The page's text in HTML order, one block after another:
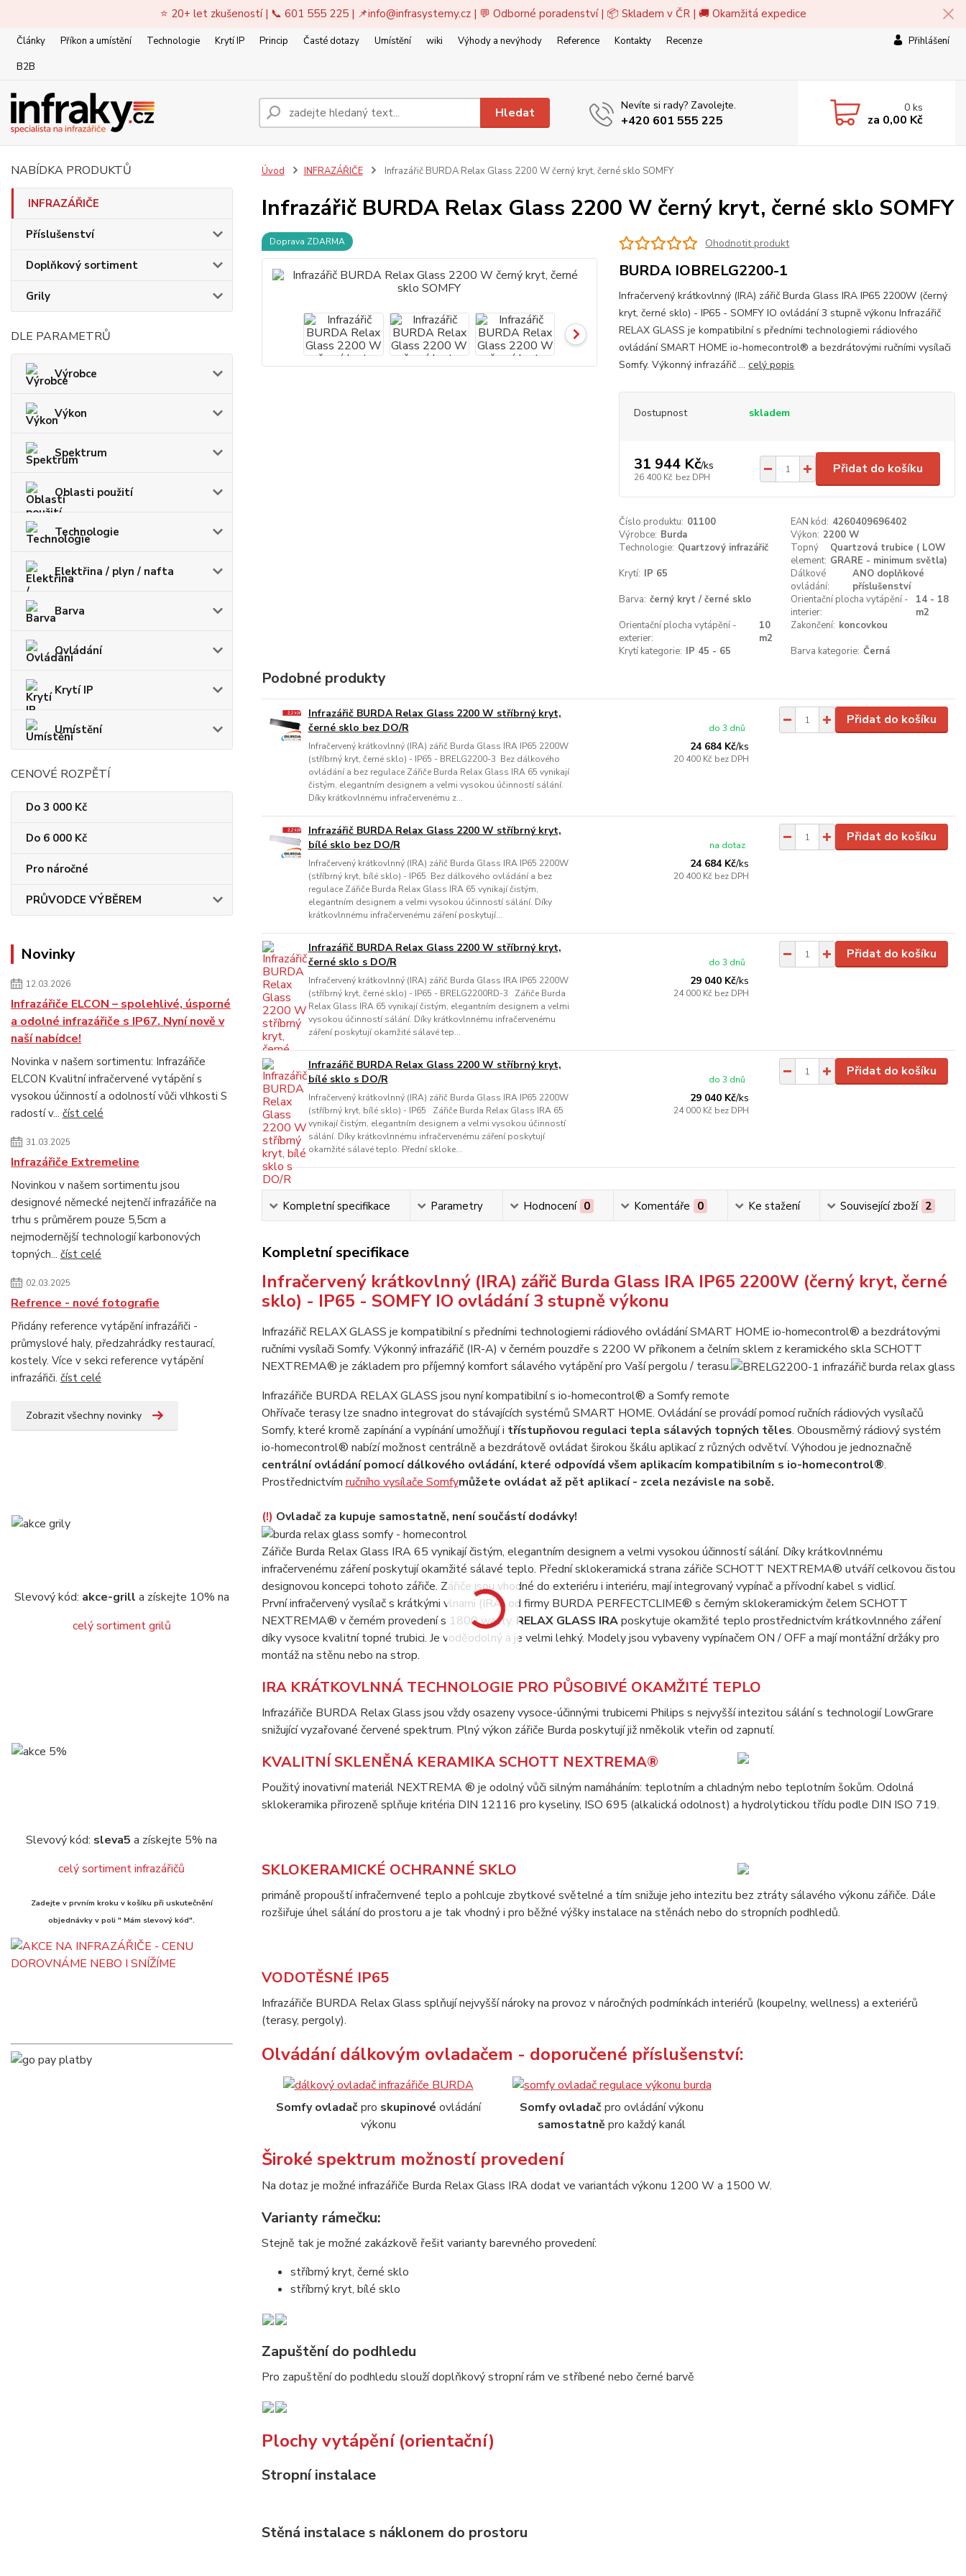
⭐ 20+ let zkušeností | 📞 601 555 225 | 📌info@infrasystemy.cz| 💬 Odborné poradenství | 📦 Skladem v ČR | 🚚 Okamžitá expedice
Články Příkon a umístění Technologie Krytí IP Princip Časté dotazy Umístění wiki Výhody a nevýhody Reference Kontakty
Recenze
B2B
Přihlášení
Hledat Nevíte si rady? Zavolejte.
+420 601 555 225
0 ks
za 0,00 Kč
NABÍDKA PRODUKTŮ
INFRAZÁŘIČE
Příslušenství
Doplňkový sortiment
Grily
DLE PARAMETRŮ
Výrobce
Výkon
Spektrum
Oblasti použití
Technologie
Elektřina / plyn / nafta
Barva
Ovládání
Krytí IP
Umístění
CENOVÉ ROZPĚTÍ
Do 3 000 Kč
Do 6 000 Kč
Pro náročné
PRŮVODCE VÝBĚREM
Novinky
12.03.2026
Infrazářiče ELCON – spolehlivé, úsporné
a odolné infrazářiče s IP67. Nyní nově v
naší nabídce!
Novinka v našem sortimentu: Infrazářiče
ELCON Kvalitní infračervené vytápění s
vysokou účinností a odolností vůči vlhkosti S
radostí v... číst celé
31.03.2025
Infrazářiče Extremeline
Novinkou v našem sortimentu jsou
designové německé nejtenčí infrazářiče na
trhu s průměrem pouze 5,5cm a
nejmodernější technologií karbonových
topných... číst celé
02.03.2025
Refrence - nové fotografie
Přidány reference vytápění infrazářiči -
průmyslové haly, předzahrádky restaurací,
kostely. Více v sekci reference vytápění
infrazářiči. číst celé
Zobrazit všechny novinky
Slevový kód: akce-grill a získejte 10% na
celý sortiment grilů
Slevový kód: sleva5 a získejte 5% na
celý sortiment infrazářičů
Zadejte v prvním kroku v košíku při uskutečnění
objednávky v poli " Mám slevový kód".
Úvod INFRAZÁŘIČE Infrazářič BURDA Relax Glass 2200 W černý kryt, černé sklo SOMFY
Infrazářič BURDA Relax Glass 2200 W černý kryt, černé sklo SOMFY
Doprava ZDARMA Ohodnotit produkt
BURDA IOBRELG2200-1
Infračervený krátkovlnný (IRA) zářič Burda Glass IRA IP65 2200W (černý
kryt, černé sklo) - IP65 - SOMFY IO ovládání 3 stupně výkonu Infrazářič
RELAX GLASS je kompatibilní s předními technologiemi rádiového
ovládání SMART HOME io-homecontrol® a bezdrátovými ručními vysílači
Somfy. Výkonný infrazářič ...celý popis
Dostupnost skladem
31 944 Kč/ks
26 400 Kč bez DPH
Přidat do košíku
Číslo produktu: 01100 EAN kód: 4260409696402
Výrobce: Burda Výkon: 2200 W
Technologie: Quartzový infrazářič
Topný
element:
Quartzová trubice ( LOW
GRARE - minimum světla)
Krytí: IP 65
Dálkové
ovládání:
ANO doplňkové
příslušenství
Barva: černý kryt / černé sklo
Orientační plocha vytápění -
interier:
14 - 18
m2
Orientační plocha vytápění -
exterier:
10
m2
Zakončení: koncovkou
Krytí kategorie: IP 45 - 65 Barva kategorie: Černá
Podobné produkty
Infrazářič BURDA Relax Glass 2200 W stříbrný kryt,
černé sklo bez DO/R
Infračervený krátkovlnný (IRA) zářič Burda Glass IRA IP65 2200W
(stříbrný kryt, černé sklo) - IP65 - BRELG2200-3 Bez dálkového
ovládání a bez regulace Zářiče Burda Relax Glass IRA 65 vynikají
čistým, elegantním designem a velmi vysokou účinností sálání.
Díky krátkovlnnému infračervenému z...
24 684 Kč/ks
20 400 Kč bez DPH
do 3 dnů
Přidat do košíku
Infrazářič BURDA Relax Glass 2200 W stříbrný kryt,
bílé sklo bez DO/R
Infračervený krátkovlnný (IRA) zářič Burda Glass IRA IP65 2200W
(stříbrný kryt, bílé sklo) - IP65 Bez dálkového ovládání a bez
regulace Zářiče Burda Relax Glass IRA 65 vynikají čistým,
elegantním designem a velmi vysokou účinností sálání. Díky
krátkovlnnému infračervenému záření poskytují...
24 684 Kč/ks
20 400 Kč bez DPH
na dotaz
Přidat do košíku
Infrazářič BURDA Relax Glass 2200 W stříbrný kryt,
černé sklo s DO/R
Infračervený krátkovlnný (IRA) zářič Burda Glass IRA IP65 2200W
(stříbrný kryt, černé sklo) - IP65 - BRELG2200RD-3 Zářiče Burda
Relax Glass IRA 65 vynikají čistým, elegantním designem a velmi
vysokou účinností sálání. Díky krátkovlnnému infračervenému
záření poskytují okamžité sálavé tep...
29 040 Kč/ks
24 000 Kč bez DPH
do 3 dnů
Přidat do košíku
Infrazářič BURDA Relax Glass 2200 W stříbrný kryt,
bílé sklo s DO/R
Infračervený krátkovlnný (IRA) zářič Burda Glass IRA IP65 2200W
(stříbrný kryt, bílé sklo) - IP65 Zářiče Burda Relax Glass IRA 65
vynikají čistým, elegantním designem a velmi vysokou účinností
sálání. Díky krátkovlnnému infračervenému záření poskytují
okamžité sálavé teplo. Přední skloke...
29 040 Kč/ks
24 000 Kč bez DPH
do 3 dnů
Přidat do košíku
Kompletní specifikace Parametry Hodnocení 0 Komentáře 0 Ke stažení Související zboží 2
Kompletní specifikace
Infračervený krátkovlnný (IRA) zářič Burda Glass IRA IP65 2200W (černý kryt, černé
sklo) - IP65 - SOMFY IO ovládání 3 stupně výkonu
Infrazářič RELAX GLASS je kompatibilní s předními technologiemi rádiového ovládání SMART HOME io-homecontrol® a bezdrátovými
ručními vysílači Somfy. Výkonný infrazářič (IR-A) v černém pouzdře s 2200 W příkonem a čelním sklem z keramického skla SCHOTT
NEXTREMA® je základem pro příjemný komfort sálavého vytápění pro Vaší pergolu / terasu.
Infrazářiče BURDA RELAX GLASS jsou nyní kompatibilní s io-homecontrol® a Somfy remote
Ohřívače terasy lze snadno integrovat do stávajících systémů SMART HOME. Ovládání se provádí pomocí ručních rádiových vysílačů
Somfy, které kromě zapínání a vypínání umožňují i třístupňovou regulaci tepla sálavých topných těles. Obousměrný rádiový systém
io-homecontrol® nabízí možnost centrálně a bezdrátově ovládat širokou škálu aplikací z různých odvětví. Výhodou je jednoznačně
centrální ovládání pomocí dálkového ovládání, které odpovídá všem aplikacím kompatibilním s io-homecontrol®.
Prostřednictvím ručního vysílače Somfymůžete ovládat až pět aplikací - zcela nezávisle na sobě.
(!) Ovladač za kupuje samostatně, není součástí dodávky!
Zářiče Burda Relax Glass IRA 65 vynikají čistým, elegantním designem a velmi vysokou účinností sálání. Díky krátkovlnnému
infračervenému záření poskytují okamžité sálavé teplo. Přední sklokeramická strana zářiče SCHOTT NEXTREMA® utváří celkovou čistou
designovou koncepci tohoto zářiče. Zářiče jsou vhodné do exteriéru i interiéru, mají integrovaný vypínač a přívodní kabel s vidlicí.
První infračervený vysílač s krátkými vlnami (IRA) od firmy BURDA PERFECTCLIME® s černým sklokeramickým čelem SCHOTT
NEXTREMA® v černém provedení s 1800 watty. RELAX GLASS IRAposkytuje okamžité teplo prostřednictvím krátkovlnného záření
díky vysoce kvalitní topné trubici. Je voděodolný a je velmi lehký. Modely jsou vybaveny vypínačem ON / OFF a mají montážní držáky pro
montáž na stěnu nebo na strop.
IRA KRÁTKOVLNNÁ TECHNOLOGIE PRO PŮSOBIVÉ OKAMŽITÉ TEPLO
Infrazářiče BURDA Relax Glass jsou vždy osazeny vysoce-účinnými trubicemi Philips s nejvyšší intezitou sálání s technologií LowGrare
snižující vyzařované červené spektrum. Plný výkon zářiče Burda poskytují již nměkolik vteřin od zapnutí.
KVALITNÍ SKLENĚNÁ KERAMIKA SCHOTT NEXTREMA®
Použitý inovativní materiál NEXTREMA ® je odolný vůči silným namáháním: teplotním a chladným nebo teplotním šokům. Odolná
sklokeramika přirozeně splňuje kritéria DIN 12116 pro kyseliny, ISO 695 (alkalická odolnost) a hydrolytickou třídu podle DIN ISO 719.
SKLOKERAMICKÉ OCHRANNÉ SKLO
primáně propouští infračernvené teplo a pohlcuje zbytkové světelné a tím snižuje jeho intezitu bez ztráty sálavého výkonu zářiče. Dále
rozšiřuje úhel sálání do prostoru a je tak vhodný i pro běžné výšky instalace na stěnách nebo do stropních podhledů.
VODOTĚSNÉ IP65
Infrazářiče BURDA Relax Glass splňují nejvyšší nároky na provoz v náročných podmínkách interiérů (koupelny, wellness) a exteriérů
(terasy, pergoly).
Olvádání dálkovým ovladačem - doporučené příslušenství:
Somfy ovladačpro skupinové ovládání
výkonu
Somfy ovladačpro ovládání výkonu
samostatně pro každý kanál
Široké spektrum možností provedení
Na dotaz je možné infrazářiče Burda Relax Glass IRA dodat ve variantách výkonu 1200 W a 1500 W.
Varianty rámečku:
Stejně tak je možné zakázkově řešit varianty barevného provedení:
stříbrný kryt, černé sklo
stříbrný kryt, bílé sklo
Zapuštění do podhledu
Pro zapuštění do podhledu slouží doplňkový stropní rám ve stříbené nebo černé barvě
Plochy vytápění (orientační)
Stropní instalace
Stěná instalace s náklonem do prostoru